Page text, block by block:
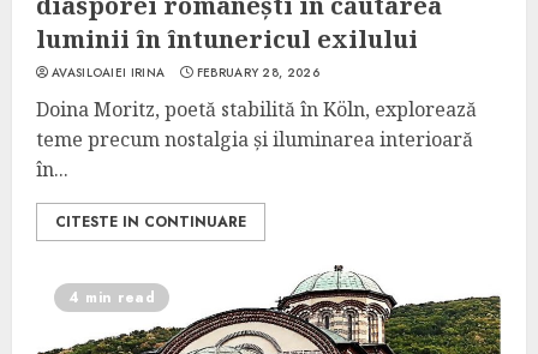
luminii în întunericul exilului
AVASILOAIEI IRINA FEBRUARY 28, 2026
Doina Moritz, poetă stabilită în Köln, explorează
teme precum nostalgia și iluminarea interioară
în...
CITESTE IN CONTINUARE
4 min read